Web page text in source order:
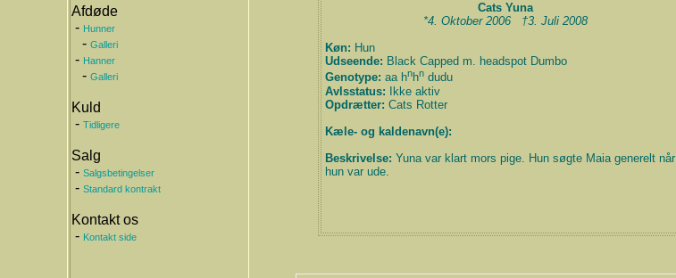
Afdøde
- Hunner
- Galleri
- Hanner
- Galleri
Kuld
- Tidligere
Salg
- Salgsbetingelser
- Standard kontrakt
Kontakt os
- Kontakt side
Cats Yuna
*4. Oktober 2006 †3. Juli 2008
Køn: Hun
Udseende: Black Capped m. headspot Dumbo
Genotype: aa hnhndudu
Avlsstatus: Ikke aktiv
Opdrætter: Cats Rotter
Kæle- og kaldenavn(e):
Beskrivelse: Yuna var klart mors pige. Hun søgte Maia generelt når
hun var ude.